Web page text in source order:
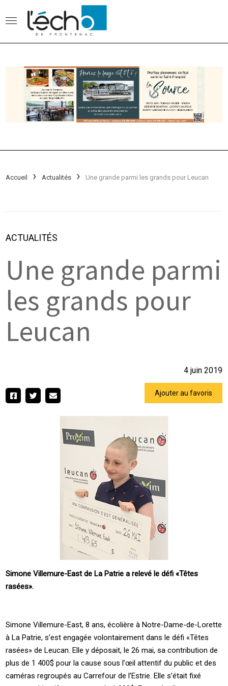
Accueil Actualités Une grande parmi les grands pour Leucan
ACTUALITÉS
Une grande parmi
les grands pour
Leucan
4 juin 2019
Ajouter au favoris
Simone Villemure-East de La Patrie a relevé le défi «Têtes
rasées».
Simone Villemure-East, 8 ans, écolière à Notre-Dame-de-Lorette
à La Patrie, s’est engagée volontairement dans le défi «Têtes
rasées» de Leucan. Elle y déposait, le 26 mai, sa contribution de
plus de 1 400$ pour la cause sous l’œil attentif du public et des
caméras regroupés au Carrefour de l’Estrie. Elle s’était fixé